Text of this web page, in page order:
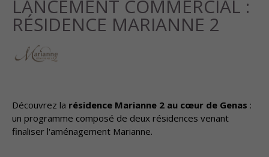
LANCEMENT COMMERCIAL :
RÉSIDENCE MARIANNE 2
Découvrez la résidence Marianne 2 au cœur de Genas :
un programme composé de deux résidences venant
finaliser l'aménagement Marianne.